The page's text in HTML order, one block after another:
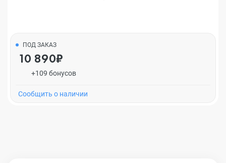
ПОД ЗАКАЗ
10 890₽
+109 бонусов
Cообщить о наличии